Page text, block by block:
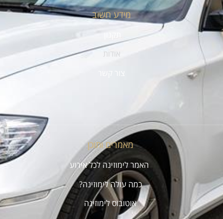
מידע חשוב
אודות
צור קשר
מאמרים ותוכן
האמר לימוזינה לכל אירוע
כמה עולה לימוזינה?
אוטובוס לימוזינה